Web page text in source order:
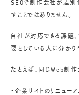
SEOで制作会社が差別
すことではありません。
自社が対応できる課題
要としている人に分かり
たとえば、同じWeb制作
・企業サイトのリニュー